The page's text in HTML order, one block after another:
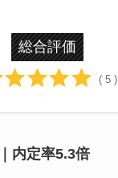
総合評価
( 5 )
内定率5.3倍